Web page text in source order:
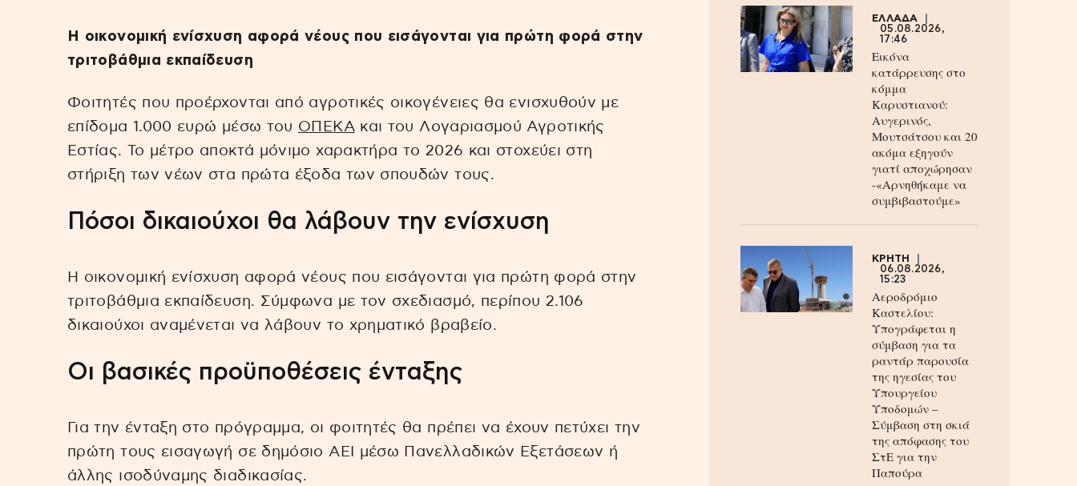
Η οικονομική ενίσχυση αφορά νέους που εισάγονται για πρώτη φορά στην
τριτοβάθμια εκπαίδευση
Φοιτητές που προέρχονται από αγροτικές οικογένειες θα ενισχυθούν με
επίδομα 1.000 ευρώ μέσω του ΟΠΕΚΑκαι του Λογαριασμού Αγροτικής
Εστίας. Το μέτρο αποκτά μόνιμο χαρακτήρα το 2026 και στοχεύει στη
στήριξη των νέων στα πρώτα έξοδα των σπουδών τους.
Πόσοι δικαιούχοι θα λάβουν την ενίσχυση
Η οικονομική ενίσχυση αφορά νέους που εισάγονται για πρώτη φορά στην
τριτοβάθμια εκπαίδευση. Σύμφωνα με τον σχεδιασμό, περίπου 2.106
δικαιούχοι αναμένεται να λάβουν το χρηματικό βραβείο.
Οι βασικές προϋποθέσεις ένταξης
Για την ένταξη στο πρόγραμμα, οι φοιτητές θα πρέπει να έχουν πετύχει την
πρώτη τους εισαγωγή σε δημόσιο ΑΕΙ μέσω Πανελλαδικών Εξετάσεων ή
άλλης ισοδύναμης διαδικασίας.
ΕΛΛΑΔΑ
05.08.2026,
17:46
Εικόνα
κατάρρευσης στο
κόμμα
Καρυστιανού:
Αυγερινός,
Μουτσάτσου και 20
ακόμα εξηγούν
γιατί αποχώρησαν
-«Αρνηθήκαμε να
συμβιβαστούμε»
ΚΡΗΤΗ
06.08.2026,
15:23
Αεροδρόμιο
Καστελίου:
Υπογράφεται η
σύμβαση για τα
ραντάρ παρουσία
της ηγεσίας του
Υπουργείου
Υποδομών –
Σύμβαση στη σκιά
της απόφασης του
ΣτΕ για την
Παπούρα